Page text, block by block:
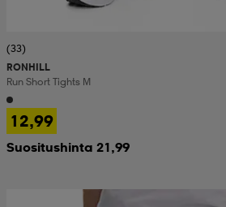
(33)
RONHILL
Run Short Tights M
12,99
Suositushinta 21,99